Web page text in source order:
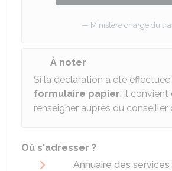
Ministère chargé du
À noter
Si la déclaration a été effectuée
formulaire papier, il convient
renseigner auprès du conseiller
Où s'adresser ?
Annuaire des